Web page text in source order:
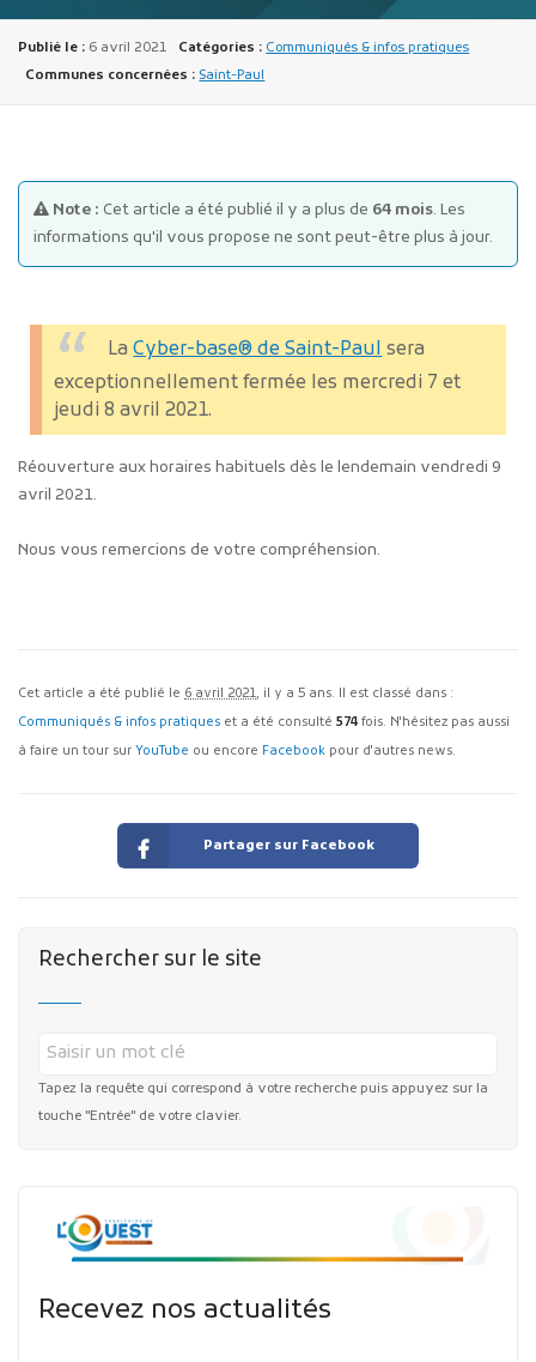
Publicité des actes
Marchés publics
Projets financés par l'Europe
Publié le : 6 avril 2021 Catégories : Communiqués & infos pratiques
Communes concernées : Saint-Paul
Note : Cet article a été publié il y a plus de 64 mois. Les
informations qu'il vous propose ne sont peut-être plus à jour.
LaCyber-base® de Saint-Paulsera
exceptionnellement fermée les mercredi 7 et
jeudi 8 avril 2021.
Réouverture aux horaires habituels dès le lendemain vendredi 9
avril 2021.
Nous vous remercions de votre compréhension.
Cet article a été publié le 6 avril 2021, il y a 5 ans. Il est classé dans :
Communiqués & infos pratiques et a été consulté 574 fois. N'hésitez pas aussi
à faire un tour sur YouTube ou encore Facebook pour d'autres news.
Partager sur Facebook
Rechercher sur le site
Tapez la requête qui correspond à votre recherche puis appuyez sur la
touche "Entrée" de votre clavier.
Recevez nos actualités